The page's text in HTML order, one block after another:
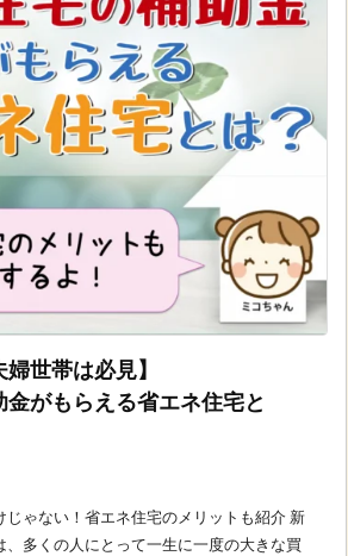
婦世帯は必見】
がもらえる省エネ住宅と
ゃない！省エネ住宅のメリットも紹介 新
多くの人にとって一生に一度の大きな買